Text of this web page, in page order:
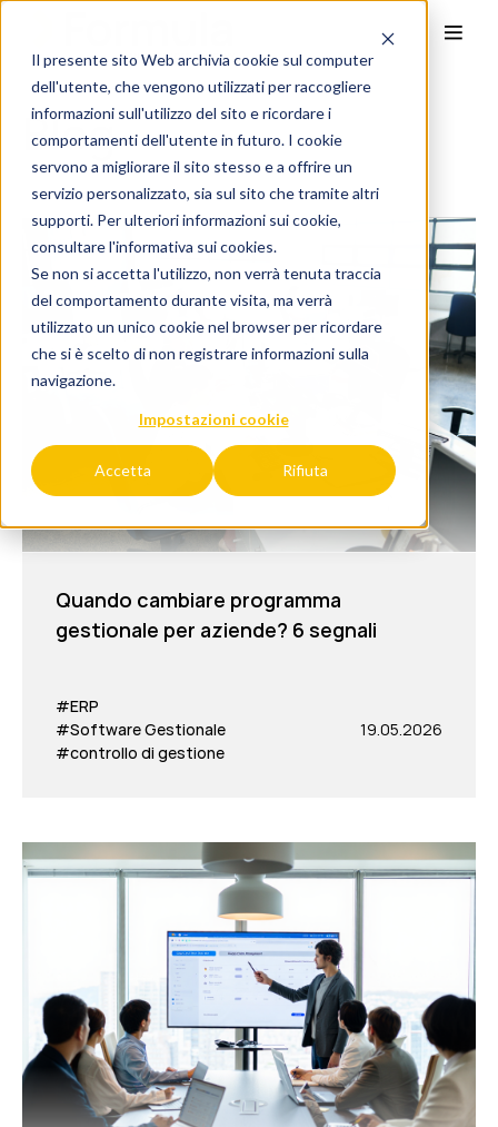
Il presente sito Web archivia cookie sul computer
dell'utente, che vengono utilizzati per raccogliere
informazioni sull'utilizzo del sito e ricordare i
comportamenti dell'utente in futuro. I cookie
servono a migliorare il sito stesso e a offrire un
servizio personalizzato, sia sul sito che tramite altri
supporti. Per ulteriori informazioni sui cookie,
consultare l'informativa sui cookies.
Se non si accetta l'utilizzo, non verrà tenuta traccia
del comportamento durante visita, ma verrà
utilizzato un unico cookie nel browser per ricordare
che si è scelto di non registrare informazioni sulla
navigazione.
Impostazioni cookie
Accetta Rifiuta
Blog
Quando cambiare programma
gestionale per aziende? 6 segnali
#ERP
#Software Gestionale
#controllo di gestione
19.05.2026